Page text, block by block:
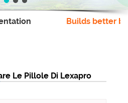
Builds better
Le Pillole Di Lexapro